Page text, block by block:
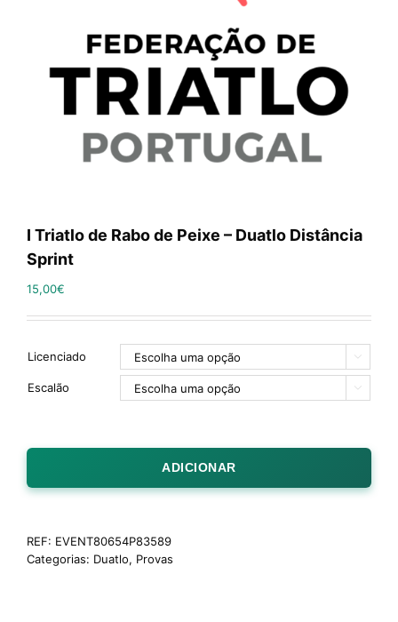
I Triatlo de Rabo de Peixe – Duatlo Distância
Sprint
15,00€
Licenciado 
Escalão 
ADICIONAR
REF: EVENT80654P83589
Categorias: Duatlo, Provas